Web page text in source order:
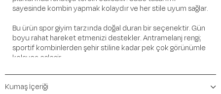
sayesinde kombin yapmak kolaydır ve her stile uyum sağlar.
Bu ürün spor giyim tarzında doğal duran bir seçenektir. Gün
boyu rahat hareket etmenizi destekler. Antramelanj rengi;
sportif kombinlerden şehir stiline kadar pek çok görünümle
kolayca eşleşir.
Öne Çıkan Detaylar
Kumaş İçeriği